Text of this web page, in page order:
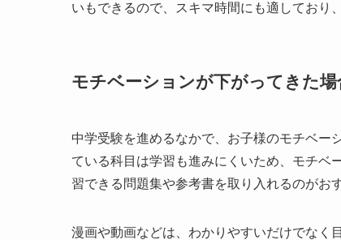
いもできるので、スキマ時間にも適しており
モチベーションが下がってきた
中学受験を進めるなかで、お子様のモチベー
ている科目は学習も進みにくいため、モチベ
習できる問題集や参考書を取り入れるのがお
漫画や動画などは、わかりやすいだけでなく